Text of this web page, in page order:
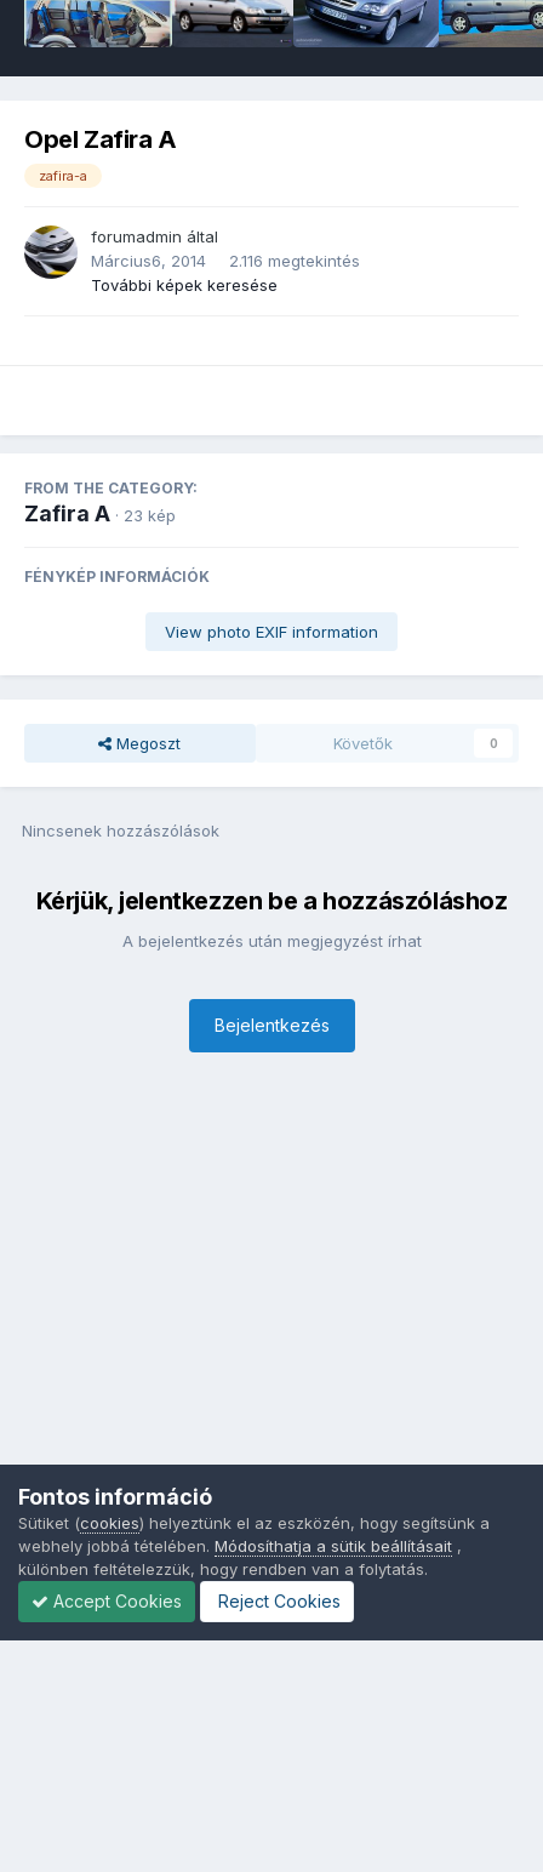
Opel Zafira A
zafira-a
forumadmin által
Március6, 2014
2.116 megtekintés
További képek keresése
FROM THE CATEGORY:
Zafira A · 23 kép
FÉNYKÉP INFORMÁCIÓK
View photo EXIF information
Megoszt Követők 0
Nincsenek hozzászólások
Kérjük, jelentkezzen be a hozzászóláshoz
A bejelentkezés után megjegyzést írhat
Bejelentkezés
Fontos információ
Sütiket (cookies) helyeztünk el az eszközén, hogy segítsünk a
webhely jobbá tételében. Módosíthatja a sütik beállításait ,
különben feltételezzük, hogy rendben van a folytatás.
Accept Cookies Reject Cookies